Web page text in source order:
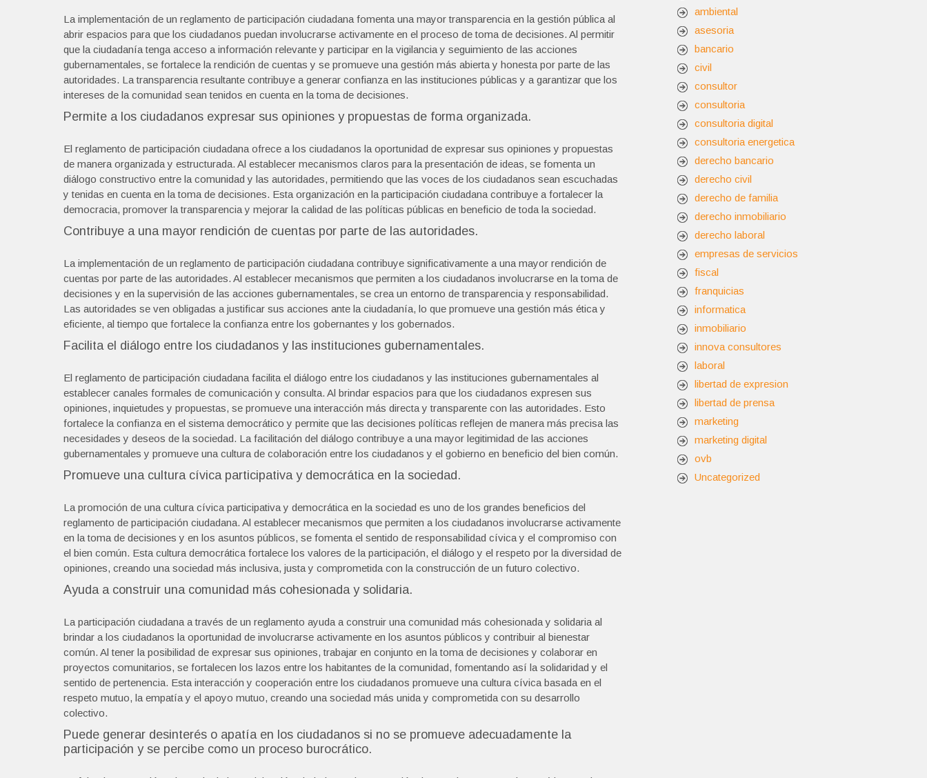
La implementación de un reglamento de participación ciudadana fomenta una mayor transparencia en la gestión pública al
abrir espacios para que los ciudadanos puedan involucrarse activamente en el proceso de toma de decisiones. Al permitir
que la ciudadanía tenga acceso a información relevante y participar en la vigilancia y seguimiento de las acciones
gubernamentales, se fortalece la rendición de cuentas y se promueve una gestión más abierta y honesta por parte de las
autoridades. La transparencia resultante contribuye a generar confianza en las instituciones públicas y a garantizar que los
intereses de la comunidad sean tenidos en cuenta en la toma de decisiones.
Permite a los ciudadanos expresar sus opiniones y propuestas de forma organizada.
El reglamento de participación ciudadana ofrece a los ciudadanos la oportunidad de expresar sus opiniones y propuestas
de manera organizada y estructurada. Al establecer mecanismos claros para la presentación de ideas, se fomenta un
diálogo constructivo entre la comunidad y las autoridades, permitiendo que las voces de los ciudadanos sean escuchadas
y tenidas en cuenta en la toma de decisiones. Esta organización en la participación ciudadana contribuye a fortalecer la
democracia, promover la transparencia y mejorar la calidad de las políticas públicas en beneficio de toda la sociedad.
Contribuye a una mayor rendición de cuentas por parte de las autoridades.
La implementación de un reglamento de participación ciudadana contribuye significativamente a una mayor rendición de
cuentas por parte de las autoridades. Al establecer mecanismos que permiten a los ciudadanos involucrarse en la toma de
decisiones y en la supervisión de las acciones gubernamentales, se crea un entorno de transparencia y responsabilidad.
Las autoridades se ven obligadas a justificar sus acciones ante la ciudadanía, lo que promueve una gestión más ética y
eficiente, al tiempo que fortalece la confianza entre los gobernantes y los gobernados.
Facilita el diálogo entre los ciudadanos y las instituciones gubernamentales.
El reglamento de participación ciudadana facilita el diálogo entre los ciudadanos y las instituciones gubernamentales al
establecer canales formales de comunicación y consulta. Al brindar espacios para que los ciudadanos expresen sus
opiniones, inquietudes y propuestas, se promueve una interacción más directa y transparente con las autoridades. Esto
fortalece la confianza en el sistema democrático y permite que las decisiones políticas reflejen de manera más precisa las
necesidades y deseos de la sociedad. La facilitación del diálogo contribuye a una mayor legitimidad de las acciones
gubernamentales y promueve una cultura de colaboración entre los ciudadanos y el gobierno en beneficio del bien común.
Promueve una cultura cívica participativa y democrática en la sociedad.
La promoción de una cultura cívica participativa y democrática en la sociedad es uno de los grandes beneficios del
reglamento de participación ciudadana. Al establecer mecanismos que permiten a los ciudadanos involucrarse activamente
en la toma de decisiones y en los asuntos públicos, se fomenta el sentido de responsabilidad cívica y el compromiso con
el bien común. Esta cultura democrática fortalece los valores de la participación, el diálogo y el respeto por la diversidad de
opiniones, creando una sociedad más inclusiva, justa y comprometida con la construcción de un futuro colectivo.
Ayuda a construir una comunidad más cohesionada y solidaria.
La participación ciudadana a través de un reglamento ayuda a construir una comunidad más cohesionada y solidaria al
brindar a los ciudadanos la oportunidad de involucrarse activamente en los asuntos públicos y contribuir al bienestar
común. Al tener la posibilidad de expresar sus opiniones, trabajar en conjunto en la toma de decisiones y colaborar en
proyectos comunitarios, se fortalecen los lazos entre los habitantes de la comunidad, fomentando así la solidaridad y el
sentido de pertenencia. Esta interacción y cooperación entre los ciudadanos promueve una cultura cívica basada en el
respeto mutuo, la empatía y el apoyo mutuo, creando una sociedad más unida y comprometida con su desarrollo
colectivo.
Puede generar desinterés o apatía en los ciudadanos si no se promueve adecuadamente la
participación y se percibe como un proceso burocrático.
ambiental
asesoria
bancario
civil
consultor
consultoria
consultoria digital
consultoria energetica
derecho bancario
derecho civil
derecho de familia
derecho inmobiliario
derecho laboral
empresas de servicios
fiscal
franquicias
informatica
inmobiliario
innova consultores
laboral
libertad de expresion
libertad de prensa
marketing
marketing digital
ovb
Uncategorized